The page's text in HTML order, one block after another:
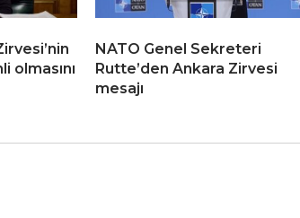
olmasını
NATO Genel Sekreteri
Rutte’den Ankara Zirvesi
mesajı